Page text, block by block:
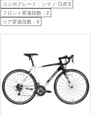
コンポグレード：シマノ CUES
フロント変速段数：2
リア変速段数：9